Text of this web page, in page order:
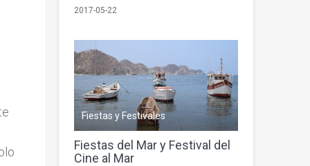
2017-05-22
Fiestas y Festivales
Fiestas del Mar y Festival del
Cine al Mar